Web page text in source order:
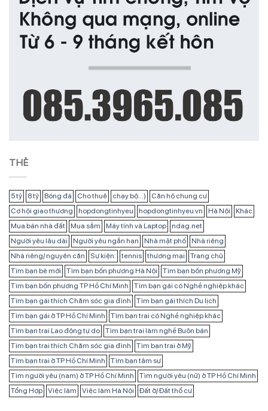
THẺ
5 tỷ 8 tỷ Bóng đá Cho thuê chạy bộ...)
Căn hộ chung cư
Cơ hội giao thương
hopdongtinhyeu hopdongtinhyeu.vn Hà Nội
Khác
Mua bán nhà đất
Mua sắm Máy tính và Laptop
ndag.net
Người yêu lâu dài
Người yêu ngắn hạn Nhà mặt phố
Nhà riêng
Nhà riêng/ nguyên căn
Sự kiện: tennis thương mại
Trang chủ
Tìm bạn bè mới
Tìm bạn bốn phương Hà Nội
Tìm bạn bốn phương Mỹ
Tìm bạn bốn phương TP Hồ Chí Minh
Tìm bạn gái có Nghề nghiệp khác
Tìm bạn gái thích Chăm sóc gia đình
Tìm bạn gái thích Du lịch
Tìm bạn gái ở TP Hồ Chí Minh
Tìm bạn trai có Nghề nghiệp khác
Tìm bạn trai Lao động tự do
Tìm bạn trai làm nghề Buôn bán
Tìm bạn trai thích Chăm sóc gia đình
Tìm bạn trai ở Mỹ
Tìm bạn trai ở TP Hồ Chí Minh
Tìm bạn tâm sự
Tìm người yêu (nam) ở TP Hồ Chí Minh
Tìm người yêu (nữ) ở TP Hồ Chí Minh
Tổng Hợp
Việc làm Việc làm Hà Nội Đất ở/ Đất thổ cư